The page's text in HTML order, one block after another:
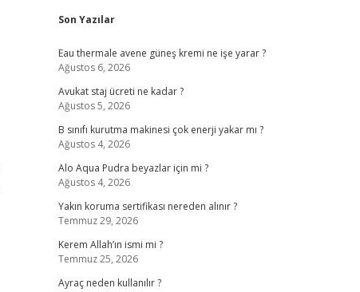
Sidebar
Son Yazılar
Eau thermale avene güneş kremi ne işe yarar ?
Ağustos 6, 2026
Avukat staj ücreti ne kadar ?
Ağustos 5, 2026
B sınıfı kurutma makinesi çok enerji yakar mı ?
Ağustos 4, 2026
Alo Aqua Pudra beyazlar için mi ?
Ağustos 4, 2026
Yakın koruma sertifikası nereden alınır ?
Temmuz 29, 2026
Kerem Allah’ın ismi mi ?
Temmuz 25, 2026
Ayraç neden kullanılır ?